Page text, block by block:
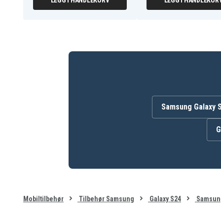
Samsung Galaxy
Mobiltilbehør Tilbehør Samsung Galaxy S24